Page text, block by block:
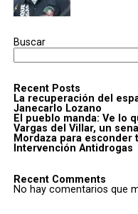
Buscar
Recent Posts
La recuperación del
Janecarlo Lozano
El pueblo manda: Ve lo
Vargas del Villar, un
Mordaza para esconder
Intervención Antidrogas
Recent Comments
No hay comentarios que